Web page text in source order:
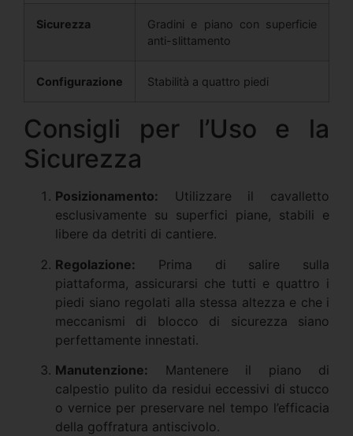
Sicurezza
Gradini e piano con superficie
anti-slittamento
Configurazione Stabilità a quattro piedi
Consigli per l’Uso e la
Sicurezza
Posizionamento: Utilizzare il cavalletto
esclusivamente su superfici piane, stabili e
libere da detriti di cantiere.
Regolazione: Prima di salire sulla
piattaforma, assicurarsi che tutti e quattro i
piedi siano regolati alla stessa altezza e che i
meccanismi di blocco di sicurezza siano
perfettamente innestati.
Manutenzione: Mantenere il piano di
calpestio pulito da residui eccessivi di stucco
o vernice per preservare nel tempo l’efficacia
della goffratura antiscivolo.